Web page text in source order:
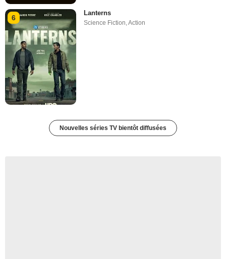
6
Lanterns
Science Fiction,Action
Nouvelles séries TV bientôt diffusées